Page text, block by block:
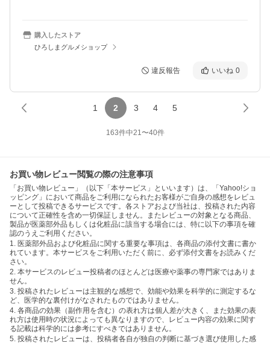
購入したストア
ひろしまグルメショップ
違反報告 いいね 0
1 2 3 4 5
163件中21〜40件
お買い物レビュー閲覧の際の注意事項
「お買い物レビュー」（以下「本サービス」といいます）は、「Yahoo!ショ
ッピング」において商品をご利用になられたお客様がご自身の感想をレビュ
ーとして投稿できるサービスです。各ストアおよび当社は、投稿された内容
について正確性を含め一切保証しません。またレビューの対象となる商品、
製品が医薬部外品もしくは化粧品に該当する場合には、特に以下の事項を確
認のうえご利用ください。
1. 医薬部外品および化粧品に関する重要な事項は、各商品の添付文書に書か
れています。本サービスをご利用いただく前に、必ず添付文書をお読みくだ
さい。
2. 本サービスのレビュー投稿者のほとんどは医療や薬事の専門家ではありま
せん。
3. 投稿されたレビューは主観的な感想で、効能や効果を科学的に測定するな
ど、医学的な裏付けがなされたものではありません。
4. 各商品の効果（副作用を含む）の表れ方は個人差が大きく、また効果の表
れ方は使用時の状況によっても異なりますので、レビュー内容の効果に関す
る記載は科学的には参考にすべきではありません。
5. 投稿されたレビューは、投稿者各自が独自の判断に基づき選び使用した感